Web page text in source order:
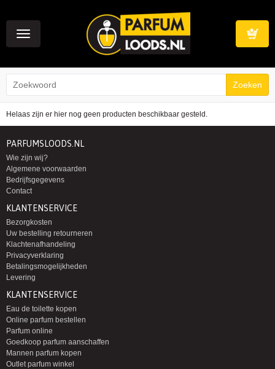
Toggle
navigation
Helaas zijn er hier nog geen producten beschikbaar gesteld.
PARFUMSLOODS.NL
Wie zijn wij?
Algemene voorwaarden
Bedrijfsgegevens
Contact
KLANTENSERVICE
Bezorgkosten
Uw bestelling retourneren
Klachtenafhandeling
Privacyverklaring
Betalingsmogelijkheden
Levering
KLANTENSERVICE
Eau de toilette kopen
Online parfum bestellen
Parfum online
Goedkoop parfum aanschaffen
Mannen parfum kopen
Outlet parfum winkel